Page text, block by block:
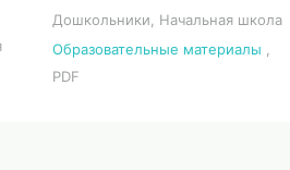
Дошкольники, Начальная школа
Образовательные материалы
PDF